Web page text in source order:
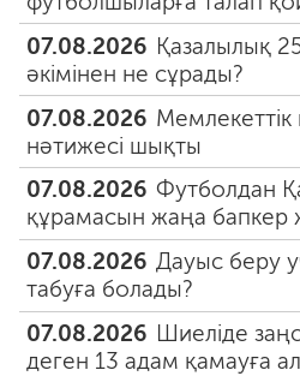
07.08.2026 Қазалылық
әкімінен не сұрады?
07.08.2026
нәтижесі шықты
07.08.2026 Футболдан
құрамасын жаңа бапкер
07.08.2026 Дауыс беру
табуға болады?
07.08.2026 Шиеліде
деген 13 адам қамауға